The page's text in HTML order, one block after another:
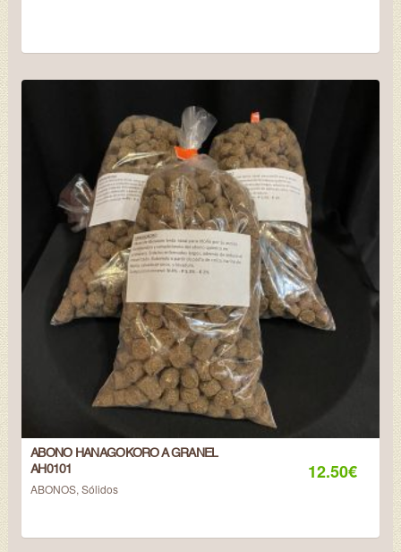
ABONO HANAGOKORO A GRANEL
AH0101
ABONOS, Sólidos
12.50€